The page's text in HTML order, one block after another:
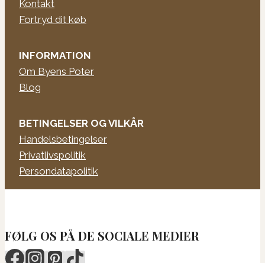
Kontakt
Fortryd dit køb
INFORMATION
Om Byens Poter
Blog
BETINGELSER OG VILKÅR
Handelsbetingelser
Privatlivspolitik
Persondatapolitik
FØLG OS PÅ DE SOCIALE MEDIER